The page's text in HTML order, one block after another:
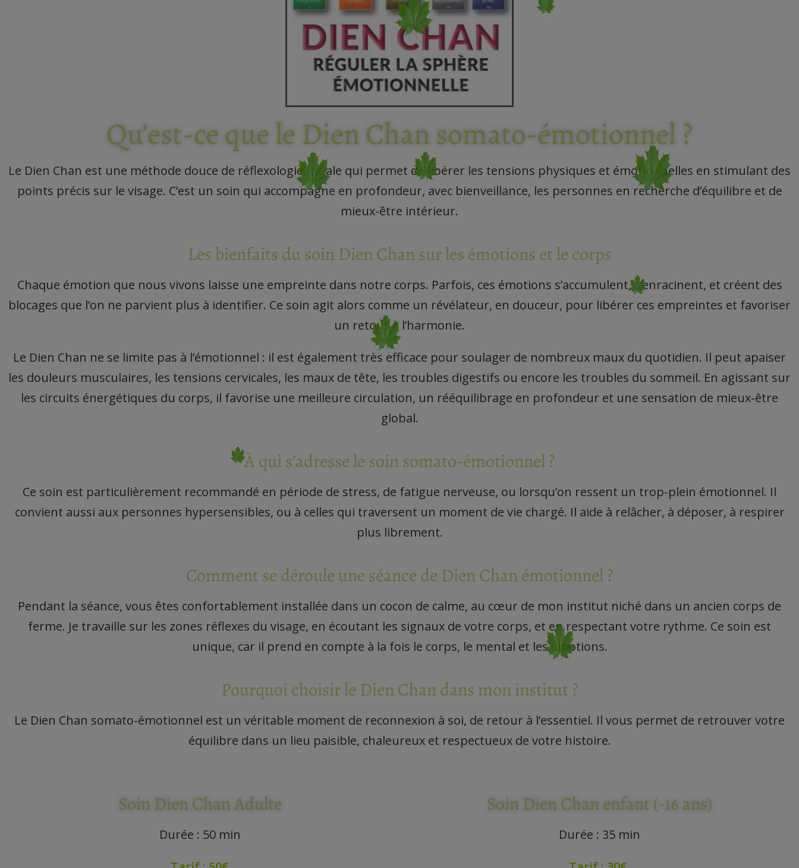
Qu’est-ce que le Dien Chan somato-émotionnel ?
Le Dien Chan est une méthode douce de réflexologie faciale qui permet de libérer les tensions physiques et émotionnelles en stimulant des
points précis sur le visage. C’est un soin qui accompagne en profondeur, avec bienveillance, les personnes en recherche d’équilibre et de
mieux-être intérieur.
Les bienfaits du soin Dien Chan sur les émotions et le corps
Chaque émotion que nous vivons laisse une empreinte dans notre corps. Parfois, ces émotions s’accumulent, s’enracinent, et créent des
blocages que l’on ne parvient plus à identifier. Ce soin agit alors comme un révélateur, en douceur, pour libérer ces empreintes et favoriser
un retour à l’harmonie.
Le Dien Chan ne se limite pas à l’émotionnel : il est également très efficace pour soulager de nombreux maux du quotidien. Il peut apaiser
les douleurs musculaires, les tensions cervicales, les maux de tête, les troubles digestifs ou encore les troubles du sommeil. En agissant sur
les circuits énergétiques du corps, il favorise une meilleure circulation, un rééquilibrage en profondeur et une sensation de mieux-être
global.
À qui s’adresse le soin somato-émotionnel ?
Ce soin est particulièrement recommandé en période de stress, de fatigue nerveuse, ou lorsqu’on ressent un trop-plein émotionnel. Il
convient aussi aux personnes hypersensibles, ou à celles qui traversent un moment de vie chargé. Il aide à relâcher, à déposer, à respirer
plus librement.
Comment se déroule une séance de Dien Chan émotionnel ?
Pendant la séance, vous êtes confortablement installée dans un cocon de calme, au cœur de mon institut niché dans un ancien corps de
ferme. Je travaille sur les zones réflexes du visage, en écoutant les signaux de votre corps, et en respectant votre rythme. Ce soin est
unique, car il prend en compte à la fois le corps, le mental et les émotions.
Pourquoi choisir le Dien Chan dans mon institut ?
Le Dien Chan somato-émotionnel est un véritable moment de reconnexion à soi, de retour à l’essentiel. Il vous permet de retrouver votre
équilibre dans un lieu paisible, chaleureux et respectueux de votre histoire.
Soin Dien Chan Adulte Soin Dien Chan enfant (-16 ans)
Durée : 50 min
Durée : 35 min